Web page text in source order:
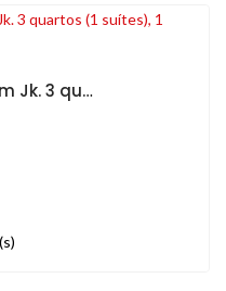
Apartamento localizado em Jk. 3 quartos (1 suítes), 1 banheiros e 1 vagas.